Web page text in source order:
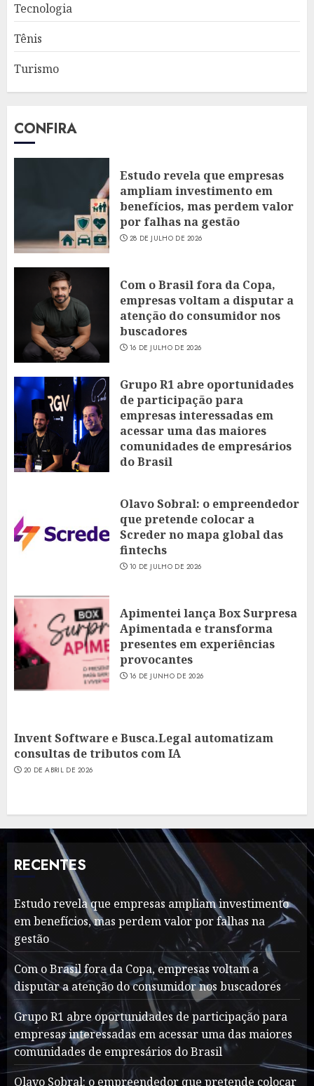
Tecnologia
Tênis
Turismo
CONFIRA
Estudo revela que empresas
ampliam investimento em
benefícios, mas perdem valor
por falhas na gestão
28 DE JULHO DE 2026
Com o Brasil fora da Copa,
empresas voltam a disputar a
atenção do consumidor nos
buscadores
16 DE JULHO DE 2026
Grupo R1 abre oportunidades
de participação para
empresas interessadas em
acessar uma das maiores
comunidades de empresários
do Brasil
Olavo Sobral: o empreendedor
que pretende colocar a
Screder no mapa global das
fintechs
10 DE JULHO DE 2026
Apimentei lança Box Surpresa
Apimentada e transforma
presentes em experiências
provocantes
16 DE JUNHO DE 2026
Invent Software e Busca.Legal automatizam
consultas de tributos com IA
20 DE ABRIL DE 2026
RECENTES
Estudo revela que empresas ampliam investimento
em benefícios, mas perdem valor por falhas na
gestão
Com o Brasil fora da Copa, empresas voltam a
disputar a atenção do consumidor nos buscadores
Grupo R1 abre oportunidades de participação para
empresas interessadas em acessar uma das maiores
comunidades de empresários do Brasil
Olavo Sobral: o empreendedor que pretende colocar